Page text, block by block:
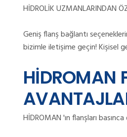
HİDROLİK UZMANLARINDAN
Geniş flanş bağlantı
bizimle iletişime geçin!Kişisel
HİDROMAN
HİDROMAN 'ın flanşları